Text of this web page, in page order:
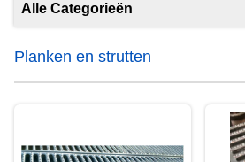
Alle Categorieën
Planken en strutten